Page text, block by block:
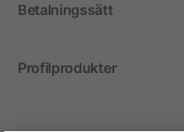
Betalningssätt
Profilprodukter